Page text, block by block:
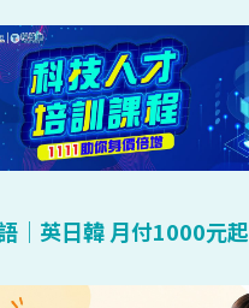
｜英日韓 月付1000元起